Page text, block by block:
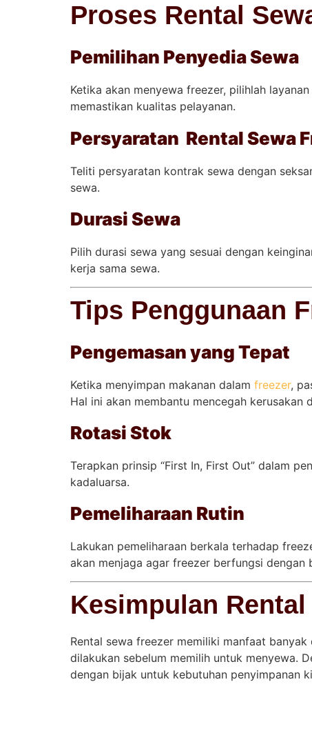
Proses Rental
Pemilihan Penyedia Sewa
Ketika akan menyewa freezer, pilihlah
memastikan kualitas pelayanan.
Persyaratan Rental Sewa
Teliti persyaratan kontrak sewa dengan
sewa.
Durasi Sewa
Pilih durasi sewa yang sesuai dengan
kerja sama sewa.
Tips Penggunaan
Pengemasan yang Tepat
Ketika menyimpan makanan dalam freezer,
Hal ini akan membantu mencegah kerusakan
Rotasi Stok
Terapkan prinsip “First In, First Out” dalam
kadaluarsa.
Pemeliharaan Rutin
Lakukan pemeliharaan berkala terhadap
akan menjaga agar freezer berfungsi dengan
Kesimpulan Rental
Rental sewa freezer memiliki manfaat
dilakukan sebelum memilih untuk menyewa.
dengan bijak untuk kebutuhan penyimpanan